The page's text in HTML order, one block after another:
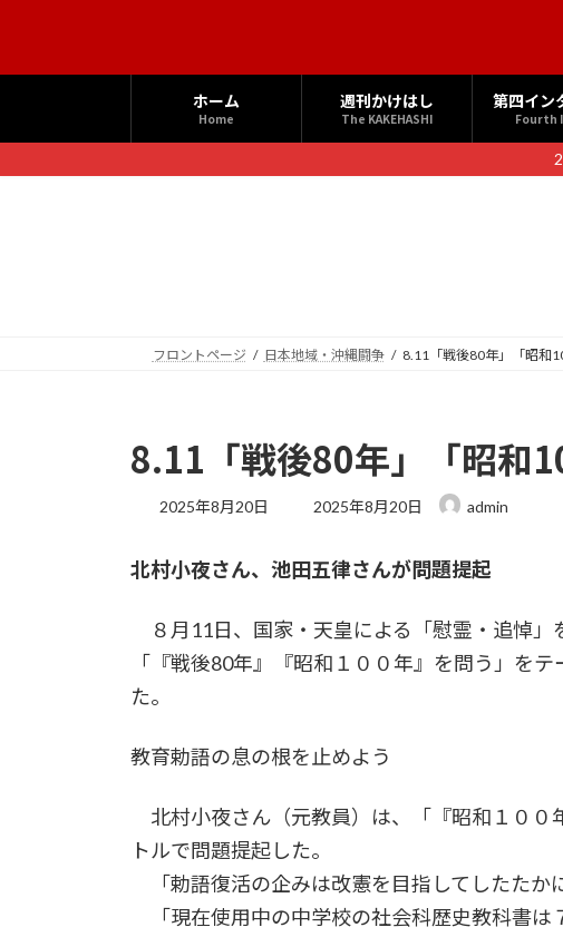
へ
ス
ョ
ン
ホーム
Home
週刊かけはし
The KAKEHASHI
第四イン
Fourth
フロントページ 日本地域・沖縄闘争 8.11「戦後80年」「昭和
8.11「戦後80年」「昭和
2025年8月20日
最
新
:
2025年8月20日 admin
北村小夜さん、池田五律さんが問題提起
８月11日、国家・天皇による「慰霊・追悼
「『戦後80年』『昭和１００年』を問う」を
た。
教育勅語の息の根を止めよう
北村小夜さん（元教員）は、「『昭和１００
トルで問題提起した。
「勅語復活の企みは改憲を目指してしたたか
「現在使用中の中学校の社会科歴史教科書は